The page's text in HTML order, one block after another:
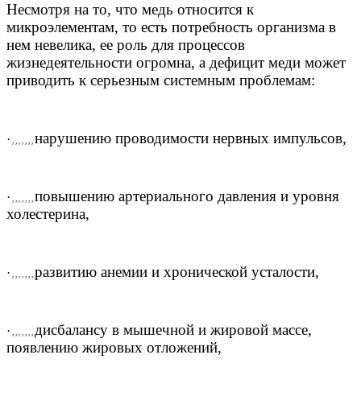
Несмотря на то, что медь относится к
микроэлементам, то есть потребность организма в
нем невелика, ее роль для процессов
жизнедеятельности огромна, а дефицит меди может
приводить к серьезным системным проблемам:
· , , , , , , , нарушению проводимости нервных импульсов,
· , , , , , , , повышению артериального давления и уровня
холестерина,
· , , , , , , , развитию анемии и хронической усталости,
· , , , , , , , дисбалансу в мышечной и жировой массе,
появлению жировых отложений,